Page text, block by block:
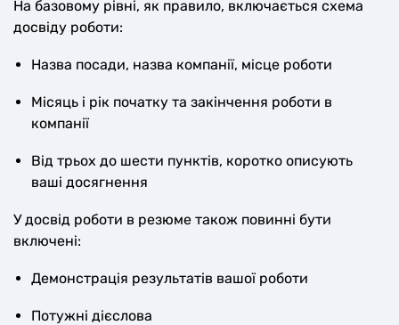
На базовому рівні, як правило, включається схема
досвіду роботи:
Назва посади, назва компанії, місце роботи
Місяць і рік початку та закінчення роботи в
компанії
Від трьох до шести пунктів, коротко описують
ваші досягнення
У досвід роботи в резюме також повинні бути
включені:
Демонстрація результатів вашої роботи
Потужні дієслова